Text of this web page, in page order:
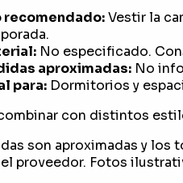
recomendado:Vestir la
No especificado.
aproximadas:No
para:Dormitorios y
con distintos
son aproximadas y los
proveedor. Fotos